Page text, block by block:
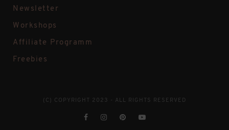
Newsletter
Workshops
Affiliate Programm
Freebies
(C) COPYRIGHT 2023 - ALL RIGHTS RESERVED